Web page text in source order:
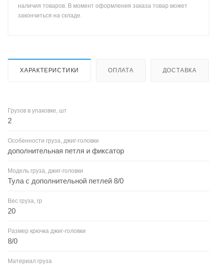
наличия товаров. В момент оформления заказа товар может
закончиться на складе.
ХАРАКТЕРИСТИКИ ОПЛАТА ДОСТАВКА
Грузов в упаковке, шт
2
Особенности груза, джиг-головки
дополнительная петля и фиксатор
Модель груза, джиг-головки
Тула с дополнительной петлей 8/0
Вес груза, гр
20
Размер крючка джиг-головки
8/0
Материал груза